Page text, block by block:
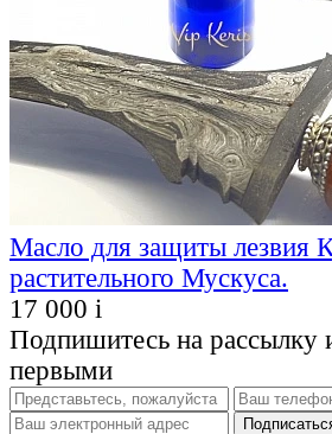
Масло для защиты лезвия
растительного Мускуса.
17 000 i
Подпишитесь на рассылку
первыми